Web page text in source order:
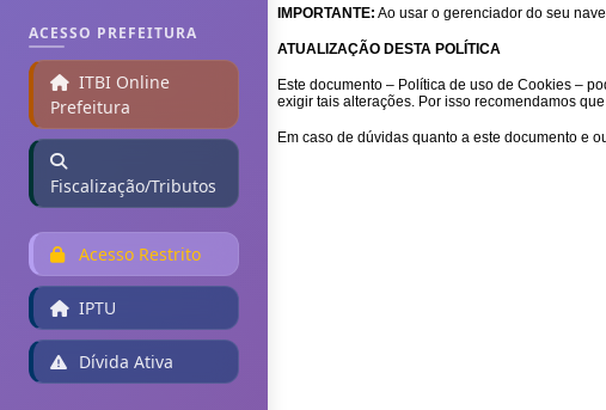
ACESSO PREFEITURA
ITBI Online
Prefeitura
Fiscalização/Tributos
Acesso Restrito
IPTU
Dívida Ativa
IMPORTANTE: Ao usar o gerenciador do seu
ATUALIZAÇÃO DESTA POLÍTICA
Este documento – Política de uso de Cookies –
exigir tais alterações. Por isso recomendamos
Em caso de dúvidas quanto a este documento e